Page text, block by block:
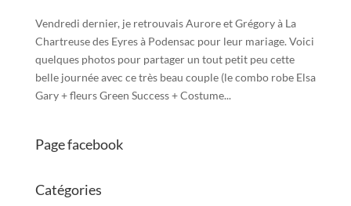
Vendredi dernier, je retrouvais Aurore et Grégory à La
Chartreuse des Eyres à Podensac pour leur mariage. Voici
quelques photos pour partager un tout petit peu cette
belle journée avec ce très beau couple (le combo robe Elsa
Gary + fleurs Green Success + Costume...
Page facebook
Catégories